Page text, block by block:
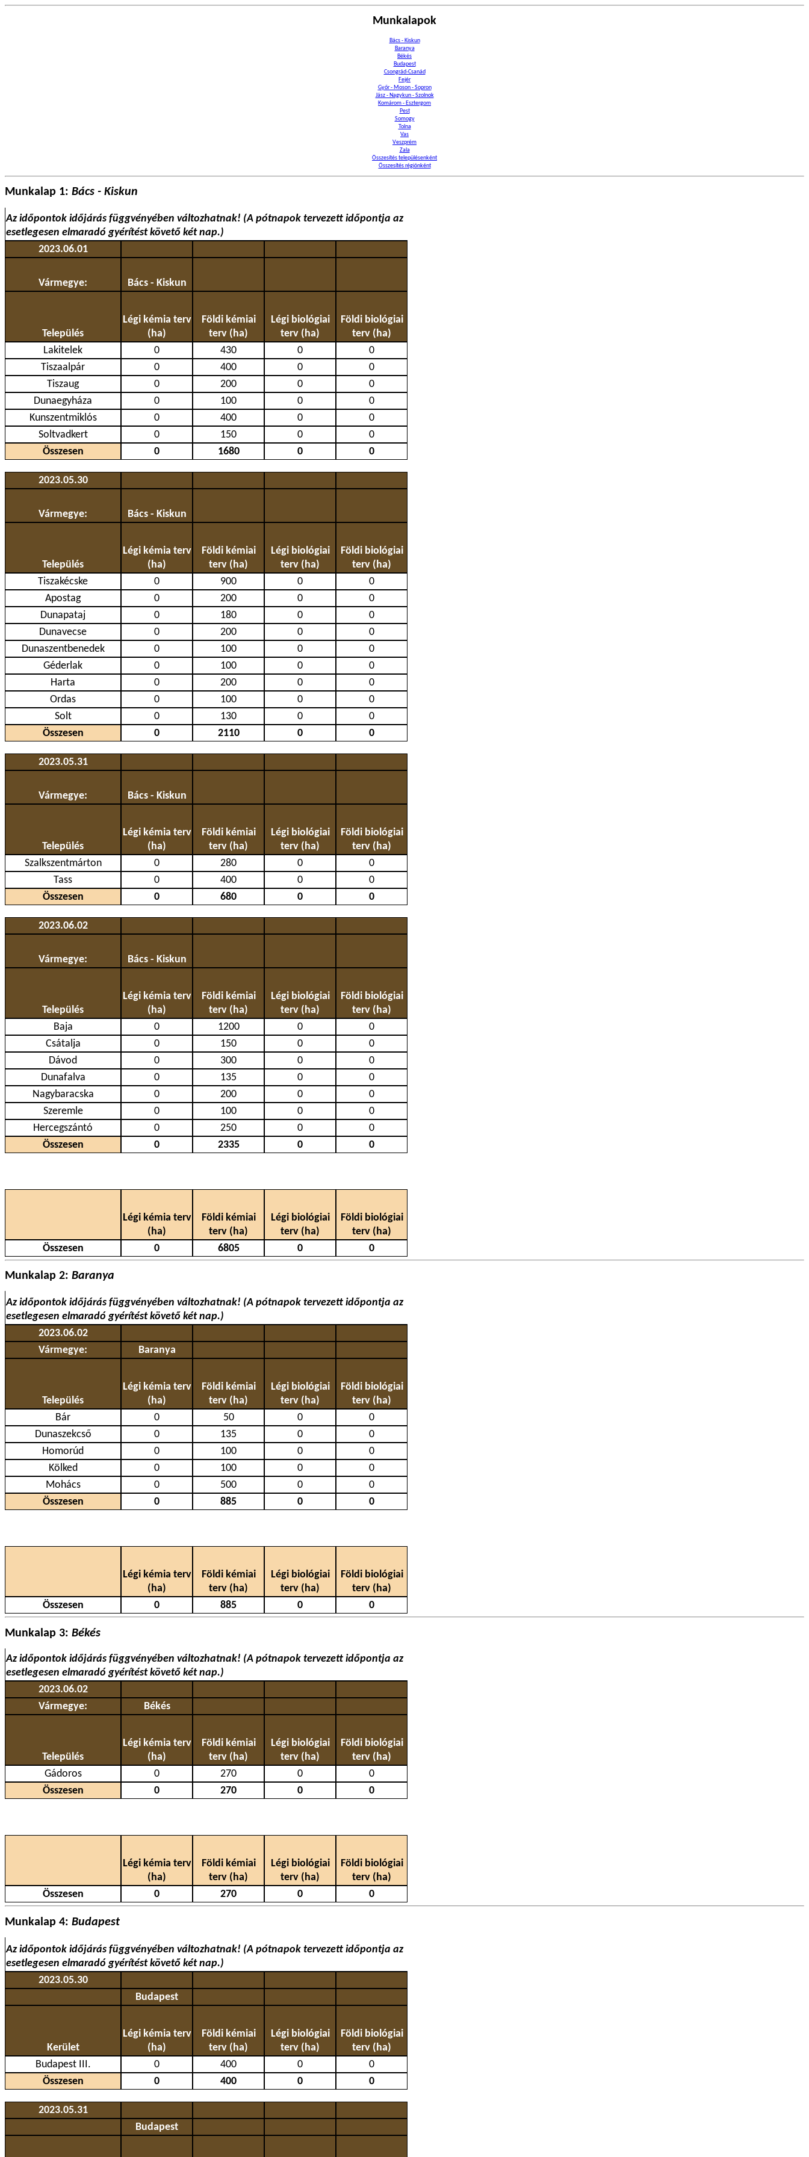
Munkalapok
Bács - Kiskun
Baranya
Békés
Budapest
Csongrád-Csanád
Fejér
Győr - Moson - Sopron
Jász - Nagykun - Szolnok
Komárom - Esztergom
Pest
Somogy
Tolna
Vas
Veszprém
Zala
Összesítés településenként
Összesítés régiónként
Munkalap 1: Bács - Kiskun
Az időpontok időjárás függvényében változhatnak! (A pótnapok tervezett időpontja az
esetlegesen elmaradó gyérítést követő két nap.)
2023.06.01
Vármegye: Bács - Kiskun
Település
Légi kémia terv
(ha)
Földi kémiai
terv (ha)
Légi biológiai
terv (ha)
Földi biológiai
terv (ha)
Lakitelek
0 430 0
0
Tiszaalpár
0 400 0
0
Tiszaug
0 200 0
0
Dunaegyháza
0 100 0
0
Kunszentmiklós
0 400 0
0
Soltvadkert
0 150 0
0
Összesen
0 1680 0 0
2023.05.30
Vármegye: Bács - Kiskun
Település
Légi kémia terv
(ha)
Földi kémiai
terv (ha)
Légi biológiai
terv (ha)
Földi biológiai
terv (ha)
Tiszakécske
0 900 0
0
Apostag
0 200 0
0
Dunapataj
0 180 0
0
Dunavecse
0 200 0
0
Dunaszentbenedek
0 100 0
0
Géderlak
0 100 0
0
Harta
0 200 0
0
Ordas
0 100 0
0
Solt
0 130 0
0
Összesen
0 2110 0 0
2023.05.31
Vármegye: Bács - Kiskun
Település
Légi kémia terv
(ha)
Földi kémiai
terv (ha)
Légi biológiai
terv (ha)
Földi biológiai
terv (ha)
Szalkszentmárton
0 280 0
0
Tass
0 400 0
0
Összesen
0 680 0 0
2023.06.02
Vármegye: Bács - Kiskun
Település
Légi kémia terv
(ha)
Földi kémiai
terv (ha)
Légi biológiai
terv (ha)
Földi biológiai
terv (ha)
Baja
0 1200 0
0
Csátalja
0 150 0
0
Dávod
0 300 0
0
Dunafalva
0 135 0
0
Nagybaracska
0 200 0
0
Szeremle
0 100 0
0
Hercegszántó
0 250 0
0
Összesen
0 2335 0 0
Légi kémia terv
(ha)
Földi kémiai
terv (ha)
Légi biológiai
terv (ha)
Földi biológiai
terv (ha)
Összesen
0 6805 0 0
Munkalap 2: Baranya
Az időpontok időjárás függvényében változhatnak! (A pótnapok tervezett időpontja az
esetlegesen elmaradó gyérítést követő két nap.)
2023.06.02
Vármegye:
Baranya
Település
Légi kémia terv
(ha)
Földi kémiai
terv (ha)
Légi biológiai
terv (ha)
Földi biológiai
terv (ha)
Bár
0 50 0
0
Dunaszekcső
0 135 0
0
Homorúd
0 100 0
0
Kölked
0 100 0
0
Mohács
0 500 0
0
Összesen
0 885 0 0
Légi kémia terv
(ha)
Földi kémiai
terv (ha)
Légi biológiai
terv (ha)
Földi biológiai
terv (ha)
Összesen
0 885 0 0
Munkalap 3: Békés
Az időpontok időjárás függvényében változhatnak! (A pótnapok tervezett időpontja az
esetlegesen elmaradó gyérítést követő két nap.)
2023.06.02
Vármegye:
Békés
Település
Légi kémia terv
(ha)
Földi kémiai
terv (ha)
Légi biológiai
terv (ha)
Földi biológiai
terv (ha)
Gádoros
0 270 0
0
Összesen
0 270 0 0
Légi kémia terv
(ha)
Földi kémiai
terv (ha)
Légi biológiai
terv (ha)
Földi biológiai
terv (ha)
Összesen
0 270 0 0
Munkalap 4: Budapest
Az időpontok időjárás függvényében változhatnak! (A pótnapok tervezett időpontja az
esetlegesen elmaradó gyérítést követő két nap.)
2023.05.30
Budapest
Kerület
Légi kémia terv
(ha)
Földi kémiai
terv (ha)
Légi biológiai
terv (ha)
Földi biológiai
terv (ha)
Budapest III.
0 400 0
0
Összesen
0 400 0 0
2023.05.31
Budapest